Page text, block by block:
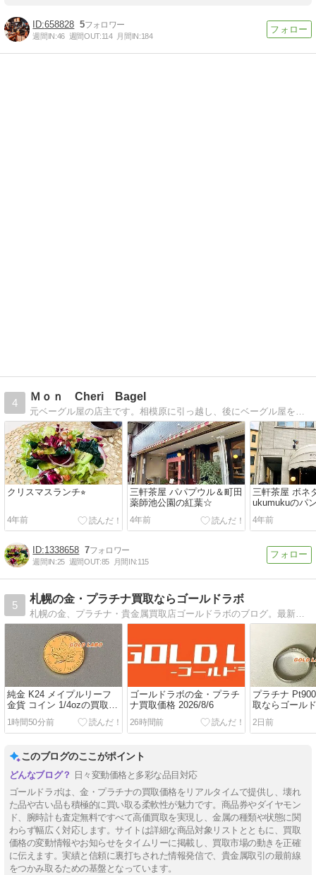
658828 5
週間IN:46 週間OUT:114 月間IN:184
4
Ｍｏｎ Cheri Bagel
元ベーグル屋の店主です。相模原に引っ越し、後にベーグル屋をオープンする予定！
クリスマスランチ⭐︎
4年前
三軒茶屋 パパプウル＆町田
薬師池公園の紅葉☆
4年前
三軒茶屋 ボネ
ukumukuのパ
4年前
1338658 7
週間IN:25 週間OUT:85 月間IN:115
5
札幌の金・プラチナ買取ならゴールドラボ
札幌の金、プラチナ・貴金属買取店ゴールドラボのブログ。最新の金・プラチナの買取価格、貴金属相場情報を主に更新しております。
純金 K24 メイプルリーフ
金貨 コイン 1/4ozの買取な
らゴールドラボ
1時間50分前
ゴールドラボの金・プラチ
ナ買取価格 2026/8/6
26時間前
プラチナ
取ならゴール
2日前
このブログのここがポイント
日々変動価格と多彩な品目対応
ゴールドラボは、金・プラチナの買取価格をリアルタイムで提供し、壊れ
た品や古い品も積極的に買い取る柔軟性が魅力です。商品券やダイヤモン
ド、腕時計も査定無料ですべて高価買取を実現し、金属の種類や状態に関
わらず幅広く対応します。サイトは詳細な商品対象リストとともに、買取
価格の変動情報やお知らせをタイムリーに掲載し、買取市場の動きを正確
に伝えます。実績と信頼に裏打ちされた情報発信で、貴金属取引の最前線
をつかみ取るための基盤となっています。